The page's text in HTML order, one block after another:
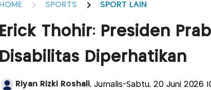
HOME SPORTS SPORT LAIN
Erick Thohir: Presiden
Disabilitas Diperhatikan
Riyan Rizki Roshali, Jurnalis-Sabtu, 20 Juni 2026